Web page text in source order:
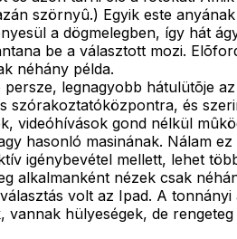
szörnyû.) Egyik este
a dögmelegben, így hát
be a választott mozi.
néhány példa.
legnagyobb hátulütõje
és
videóhívások gond nélkül
hasonló masinának. Nálam
igénybevétel mellett, lehet
alkalmanként nézek csak
volt az Ipad. A
hülyeségek, de